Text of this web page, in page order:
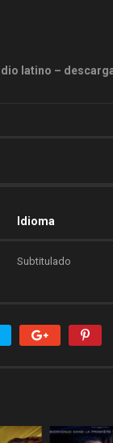
latino –
Idioma
Subtitulado